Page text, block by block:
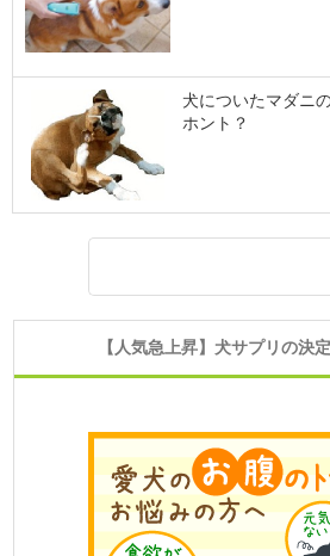
犬についたマダニ
ホント？
【人気急上昇】犬サプリの決